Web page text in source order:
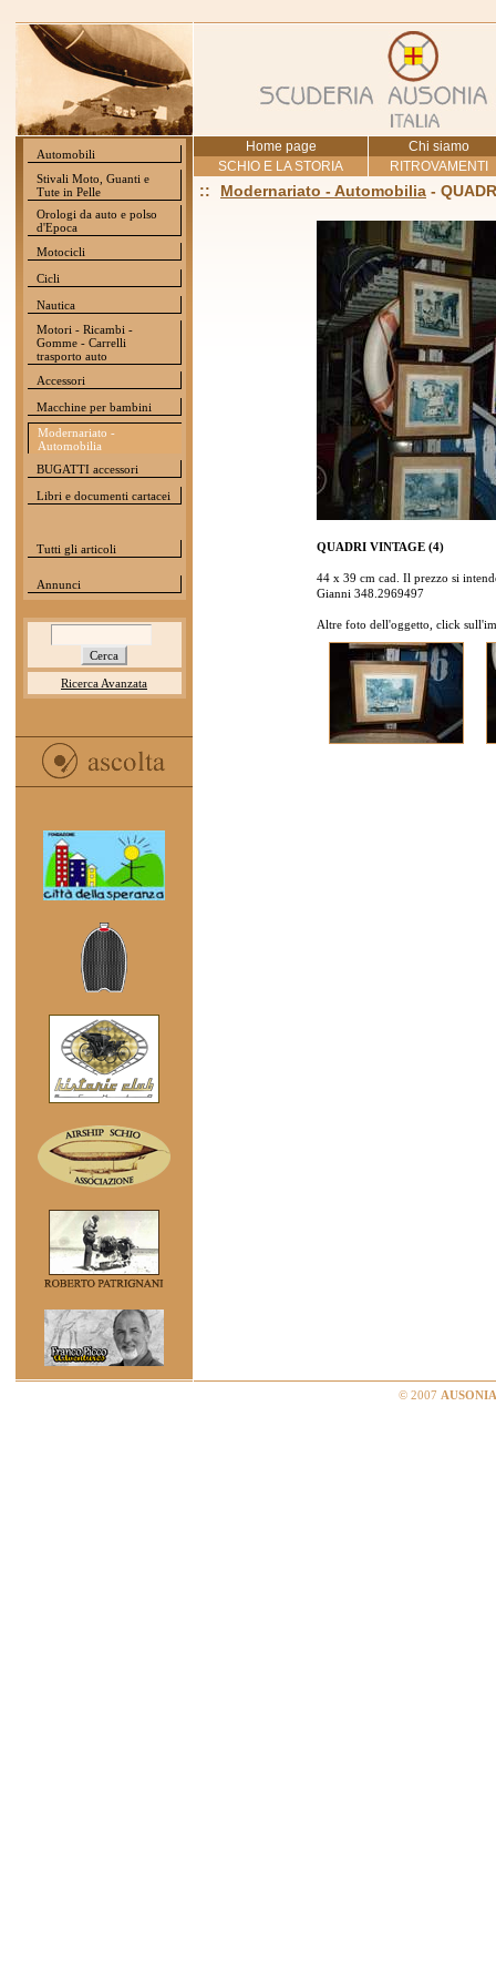
Automobili
Stivali Moto, Guanti e
Tute in Pelle
Orologi da auto e polso
d'Epoca
Motocicli
Cicli
Nautica
Motori - Ricambi -
Gomme - Carrelli
trasporto auto
Accessori
Macchine per bambini
Modernariato -
Automobilia
BUGATTI accessori
Libri e documenti cartacei
Tutti gli articoli
Annunci
Ricerca Avanzata
Home page
Chi siamo
SCHIO E LA STORIA
RITROVAMENTI
:: Modernariato - Automobilia -
QUADRI VINTAGE (4)
44 x 39 cm cad. Il prezzo si
Gianni 348.2969497
Altre foto dell'oggetto, click
© 2007